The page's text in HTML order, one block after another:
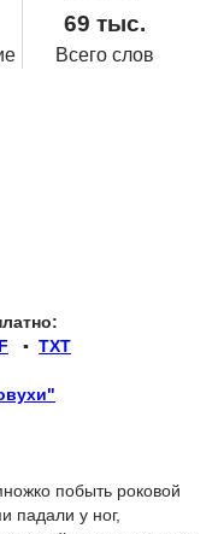
69 тыс.
Всего слов
▪ TXT
побыть роковой
падали у ног,